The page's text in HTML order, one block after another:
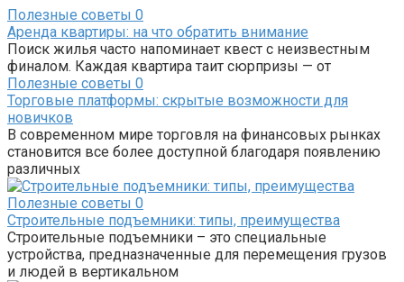
Полезные советы 0
Аренда квартиры: на что обратить внимание
Поиск жилья часто напоминает квест с неизвестным
финалом. Каждая квартира таит сюрпризы — от
Полезные советы 0
Торговые платформы: скрытые возможности для
новичков
В современном мире торговля на финансовых рынках
становится все более доступной благодаря появлению
различных
Полезные советы 0
Строительные подъемники: типы, преимущества
Строительные подъемники – это специальные
устройства, предназначенные для перемещения грузов
и людей в вертикальном